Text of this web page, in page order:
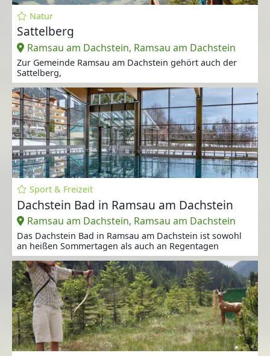
Natur
Sattelberg
Ramsau am Dachstein, Ramsau am Dachstein
Zur Gemeinde Ramsau am Dachstein gehört auch der
Sattelberg,
Sport & Freizeit
Dachstein Bad in Ramsau am Dachstein
Ramsau am Dachstein, Ramsau am Dachstein
Das Dachstein Bad in Ramsau am Dachstein ist sowohl
an heißen Sommertagen als auch an Regentagen